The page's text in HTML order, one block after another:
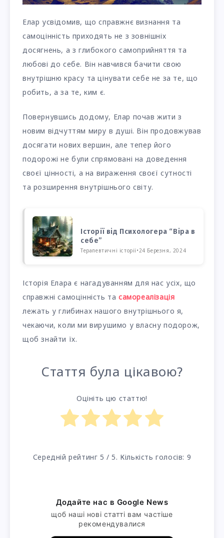
Елар усвідомив, що справжнє визнання та
самоцінність приходять не з зовнішніх
досягнень, а з глибокого самоприйняття та
любові до себе. Він навчився бачити свою
внутрішню красу та цінувати себе не за те, що
робить, а за те, ким є.
Повернувшись додому, Елар почав жити з
новим відчуттям миру в душі. Він продовжував
досягати нових вершин, але тепер його
подорожі не були спрямовані на доведення
своєї цінності, а на вираження своєї сутності
та розширення внутрішнього світу.
Історії від Психологера “Віра в
себе”
Терапевтичні історії•24 Березня, 2024
Історія Елара є нагадуванням для нас усіх, що
справжні самоцінність тасамореалізація
лежать у глибинах нашого внутрішнього я,
чекаючи, коли ми вирушимо у власну подорож,
щоб знайти їх.
Стаття була цікавою?
Оцініть цю статтю!
Середній рейтинг 5 / 5. Кількість голосів: 9
Додайте нас в Google News
щоб наші нові статті вам частіше
рекомендувалися